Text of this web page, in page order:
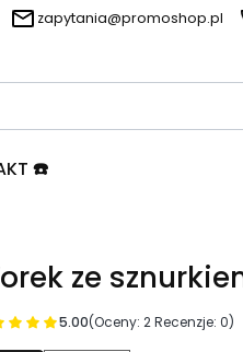
zapytania@promoshop.pl
☎️
ze
5.00(Oceny: 2 Recenzje: 0)